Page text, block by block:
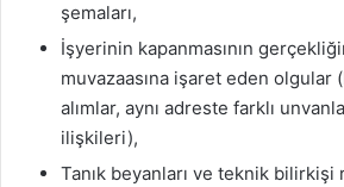
şemaları,
İşyerinin kapanmasının
muvazaasına işaret eden olgular
alımlar, aynı adreste farklı
ilişkileri),
Tanık beyanları ve teknik bilirkişi